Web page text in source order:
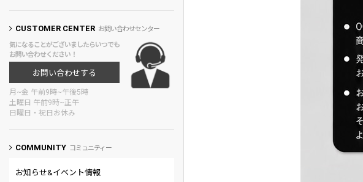
CUSTOMER CENTER お問い合わせセンター
気になることがございましたらいつでも
お問い合わせください！
お問い合わせする
月~金 午前9時~午後5時
土曜日 午前9時~正午
日曜日・祝日お休み
COMMUNITY コミュニティー
お知らせ&イベント情報